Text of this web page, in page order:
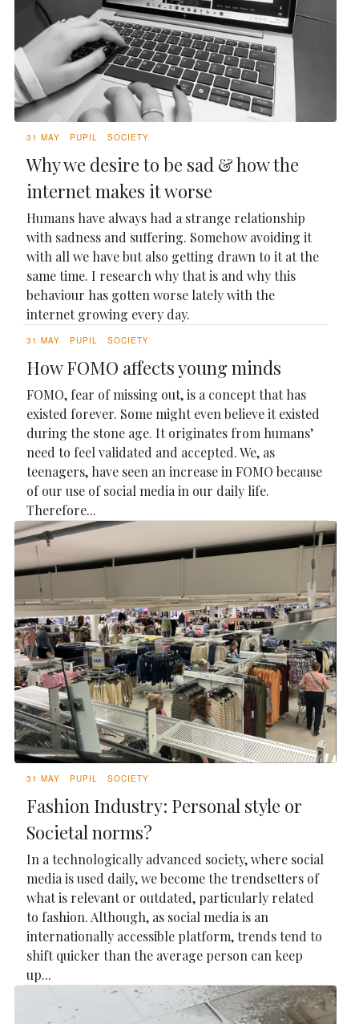
31 MAY PUPIL SOCIETY
Why we desire to be sad & how the
internet makes it worse
Humans have always had a strange relationship
with sadness and suffering. Somehow avoiding it
with all we have but also getting drawn to it at the
same time. I research why that is and why this
behaviour has gotten worse lately with the
internet growing every day.
31 MAY PUPIL SOCIETY
How FOMO affects young minds
FOMO, fear of missing out, is a concept that has
existed forever. Some might even believe it existed
during the stone age. It originates from humans’
need to feel validated and accepted. We, as
teenagers, have seen an increase in FOMO because
of our use of social media in our daily life.
Therefore...
31 MAY PUPIL SOCIETY
Fashion Industry: Personal style or
Societal norms?
In a technologically advanced society, where social
media is used daily, we become the trendsetters of
what is relevant or outdated, particularly related
to fashion. Although, as social media is an
internationally accessible platform, trends tend to
shift quicker than the average person can keep
up...